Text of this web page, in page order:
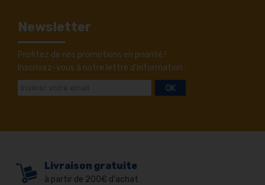
Newsletter
Profitez de nos promotions en priorité !
Inscrivez-vous à notre lettre d'information :
OK
Livraison gratuite
à partir de 200€ d'achat